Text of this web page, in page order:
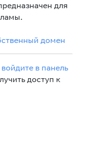
для
домен
войдите в панель
доступ к